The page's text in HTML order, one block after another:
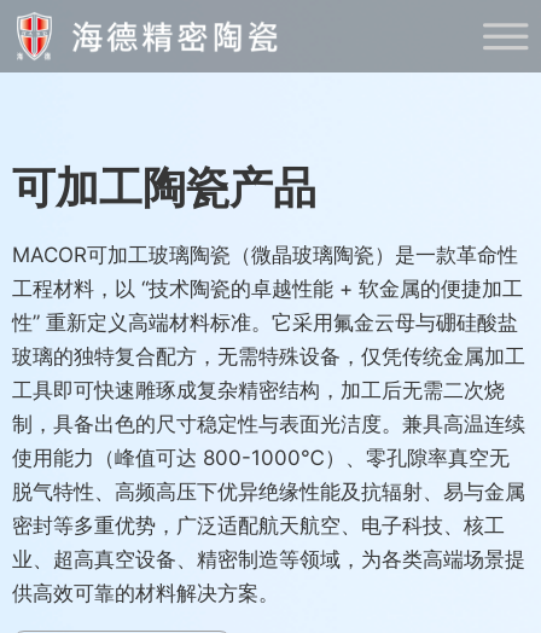
可加工陶瓷产品
MACOR可加工玻璃陶瓷（微晶玻璃陶瓷）是一款革命性
工程材料，以 “技术陶瓷的卓越性能 + 软金属的便捷加工
性” 重新定义高端材料标准。它采用氟金云母与硼硅酸盐
玻璃的独特复合配方，无需特殊设备，仅凭传统金属加工
工具即可快速雕琢成复杂精密结构，加工后无需二次烧
制，具备出色的尺寸稳定性与表面光洁度。兼具高温连续
使用能力（峰值可达 800-1000℃）、零孔隙率真空无
脱气特性、高频高压下优异绝缘性能及抗辐射、易与金属
密封等多重优势，广泛适配航天航空、电子科技、核工
业、超高真空设备、精密制造等领域，为各类高端场景提
供高效可靠的材料解决方案。​